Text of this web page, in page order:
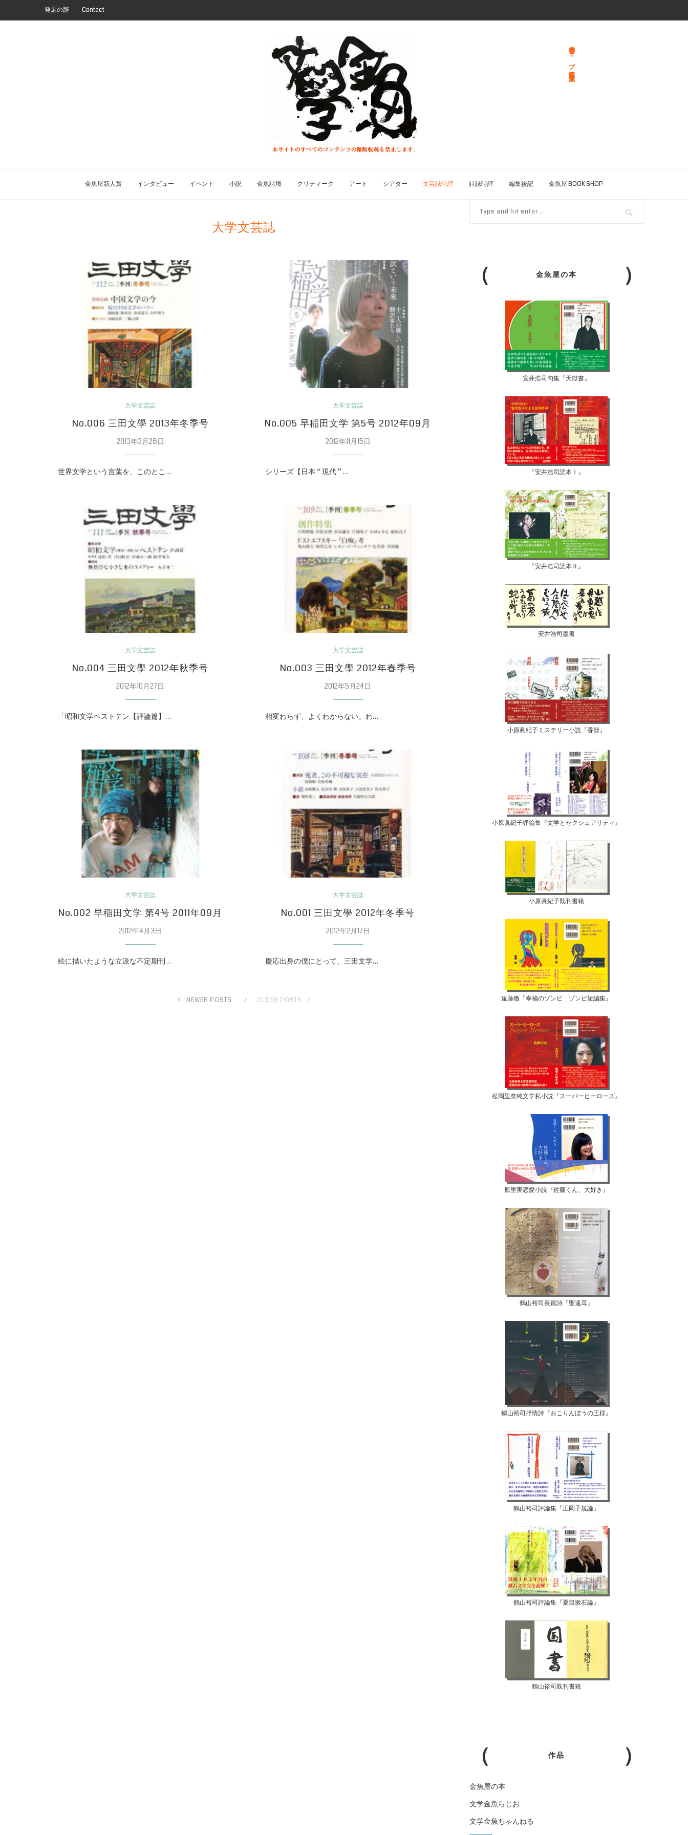
発足の辞 Contact
総合文学ウェブ情報誌 文学金魚
金魚屋新人賞 インタビュー イベント 小説 金魚詩壇 クリティーク アート シアター 文芸誌時評 詩誌時評 編集後記 金魚屋 BOOK SHOP
大学文芸誌
大学文芸誌
No.006 三田文學 2013年冬季号
2013年3月26日
世界文学という言葉を、このとこ…
大学文芸誌
No.005 早稲田文学 第5号 2012年09月
2012年11月15日
シリーズ【日本 “ 現代 ” …
大学文芸誌
No.004 三田文學 2012年秋季号
2012年10月27日
「昭和文学ベストテン【評論篇】…
大学文芸誌
No.003 三田文學 2012年春季号
2012年5月24日
相変わらず、よくわからない。わ…
大学文芸誌
No.002 早稲田文学 第4号 2011年09月
2012年4月3日
絵に描いたような立派な不定期刊…
大学文芸誌
No.001 三田文學 2012年冬季号
2012年2月17日
慶応出身の僕にとって、三田文学…
NEWER POSTS OLDER POSTS
金魚屋の本
安井浩司句集『天獄書』
『安井浩司読本Ⅰ』
『安井浩司読本Ⅱ』
安井浩司墨書
小原眞紀子ミステリー小説『香獣』
小原眞紀子評論集『文学とセクシュアリティ』
小原眞紀子既刊書籍
遠藤徹『幸福のゾンビ ゾンビ短編集』
松岡里奈純文学私小説『スーパーヒーローズ』
原里実恋愛小説『佐藤くん、大好き』
鶴山裕司長篇詩『聖遠耳』
鶴山裕司抒情詩『おこりんぼうの王様』
鶴山裕司評論集『正岡子規論』
鶴山裕司評論集『夏目漱石論』
鶴山裕司既刊書籍
作品
金魚屋の本
文学金魚らじお
文学金魚ちゃんねる